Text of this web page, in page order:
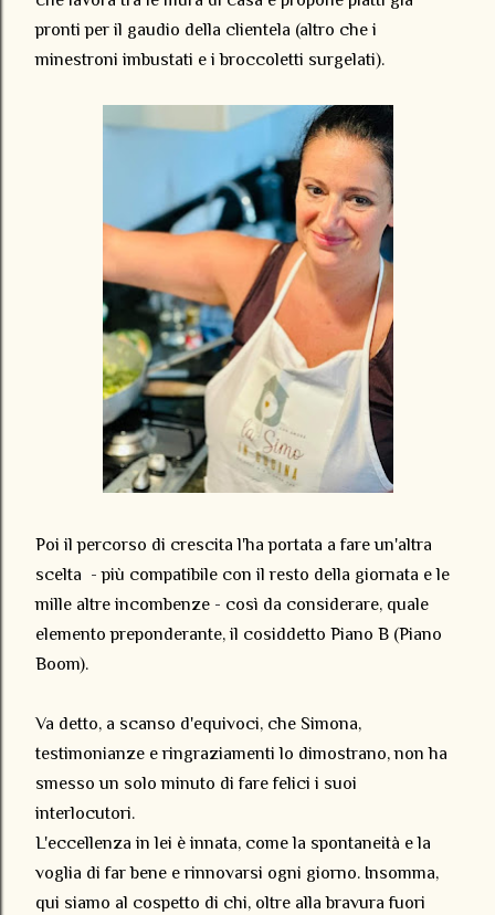
pronti per il gaudio della clientela (altro che i
minestroni imbustati e i broccoletti surgelati).
Poi il percorso di crescita l'ha portata a fare un'altra
scelta - più compatibile con il resto della giornata e le
mille altre incombenze - così da considerare, quale
elemento preponderante, il cosiddetto Piano B (Piano
Boom).
Va detto, a scanso d'equivoci, che Simona,
testimonianze e ringraziamenti lo dimostrano, non ha
smesso un solo minuto di fare felici i suoi
interlocutori.
L'eccellenza in lei è innata, come la spontaneità e la
voglia di far bene e rinnovarsi ogni giorno. Insomma,
qui siamo al cospetto di chi, oltre alla bravura fuori